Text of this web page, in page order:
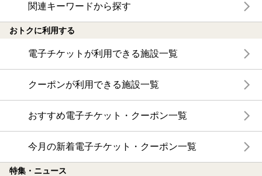
関連キーワードから探す
おトクに利用する
電子チケットが利用できる施設一覧
クーポンが利用できる施設一覧
おすすめ電子チケット・クーポン一覧
今月の新着電子チケット・クーポン一覧
特集・ニュース